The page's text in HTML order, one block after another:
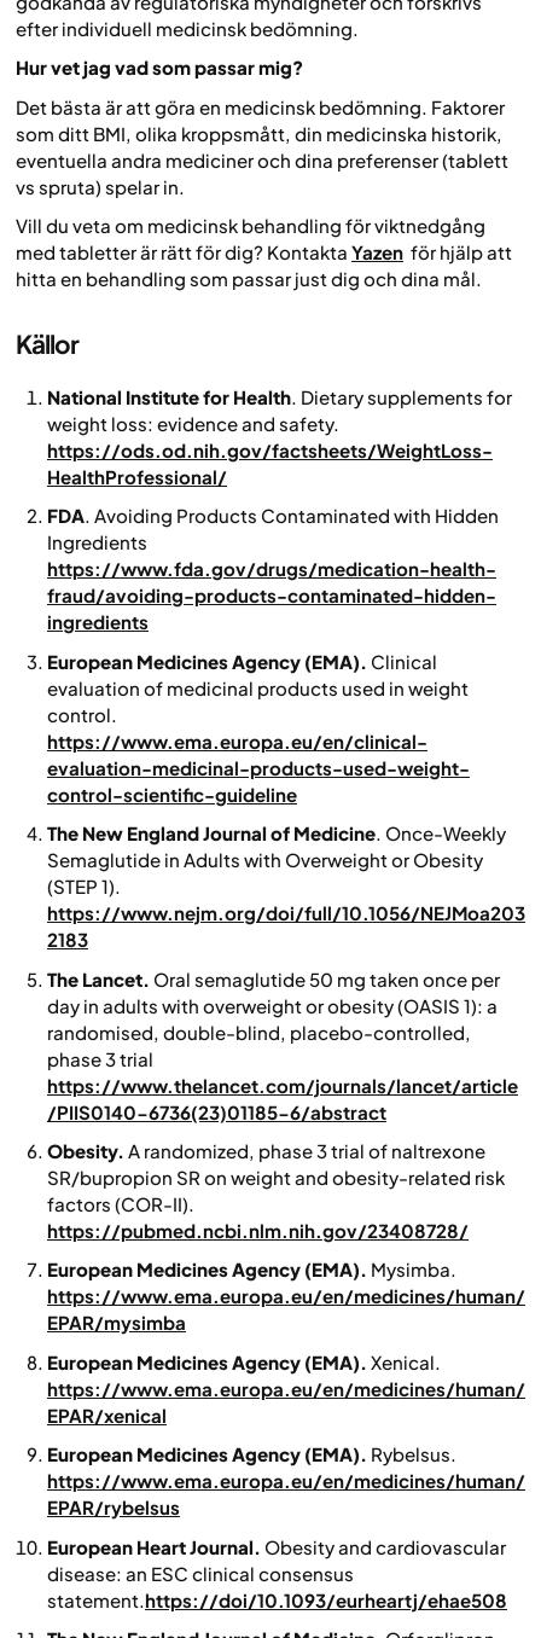
efter individuell medicinsk bedömning.
Hur vet jag vad som passar mig?
Det bästa är att göra en medicinsk bedömning. Faktorer
som ditt BMI, olika kroppsmått, din medicinska historik,
eventuella andra mediciner och dina preferenser (tablett
vs spruta) spelar in.
Vill du veta om medicinsk behandling för viktnedgång
med tabletter är rätt för dig? Kontakta Yazen för hjälp att
hitta en behandling som passar just dig och dina mål.
Källor
National Institute for Health. Dietary supplements for
weight loss: evidence and safety.
https://ods.od.nih.gov/factsheets/WeightLoss-
HealthProfessional/
FDA. Avoiding Products Contaminated with Hidden
Ingredients
https://www.fda.gov/drugs/medication-health-
fraud/avoiding-products-contaminated-hidden-
ingredients
European Medicines Agency (EMA). Clinical
evaluation of medicinal products used in weight
control.
https://www.ema.europa.eu/en/clinical-
evaluation-medicinal-products-used-weight-
control-scientific-guideline
The New England Journal of Medicine. Once-Weekly
Semaglutide in Adults with Overweight or Obesity
(STEP 1).
https://www.nejm.org/doi/full/10.1056/NEJMoa203
2183
The Lancet. Oral semaglutide 50 mg taken once per
day in adults with overweight or obesity (OASIS 1): a
randomised, double-blind, placebo-controlled,
phase 3 trial
https://www.thelancet.com/journals/lancet/article
/PIIS0140-6736(23)01185-6/abstract
Obesity. A randomized, phase 3 trial of naltrexone
SR/bupropion SR on weight and obesity-related risk
factors (COR-II).
https://pubmed.ncbi.nlm.nih.gov/23408728/
European Medicines Agency (EMA). Mysimba.
https://www.ema.europa.eu/en/medicines/human/
EPAR/mysimba
European Medicines Agency (EMA). Xenical.
https://www.ema.europa.eu/en/medicines/human/
EPAR/xenical
European Medicines Agency (EMA). Rybelsus.
https://www.ema.europa.eu/en/medicines/human/
EPAR/rybelsus
European Heart Journal. Obesity and cardiovascular
disease: an ESC clinical consensus
statement. https://doi/10.1093/eurheartj/ehae508